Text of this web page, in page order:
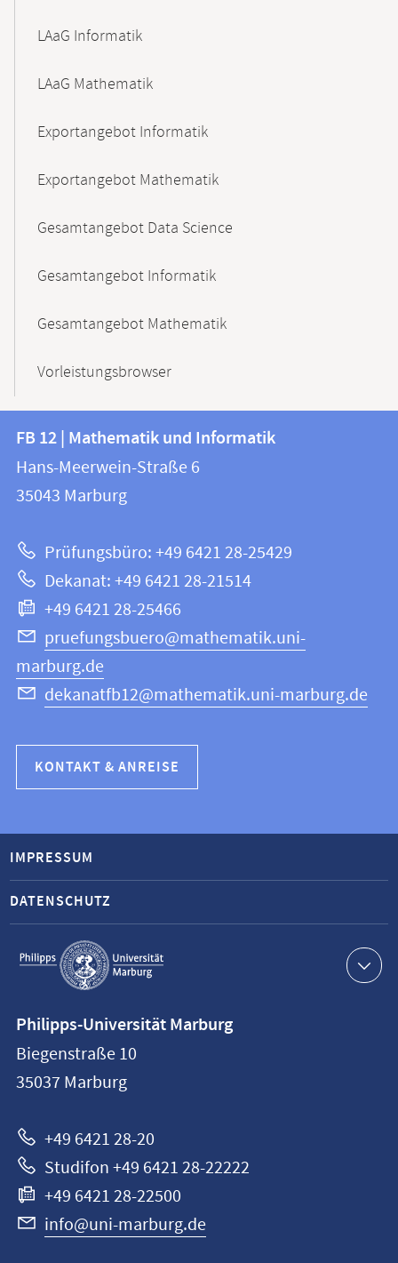
LAaG Informatik
LAaG Mathematik
Exportangebot Informatik
Exportangebot Mathematik
Gesamtangebot Data Science
Gesamtangebot Informatik
Gesamtangebot Mathematik
Vorleistungsbrowser
Kontakt
und
Informationen
Website
FB
12
|
und
Informatik
FB 12 | Mathematik und Informatik
Hans-Meerwein-Straße 6
35043 Marburg
Prüfungsbüro: +49 6421 28-25429
Dekanat: +49 6421 28-21514
+49 6421 28-25466
pruefungsbuero@mathematik.uni-
marburg.de
dekanatfb12@mathematik.uni-marburg.de
KONTAKT & ANREISE
Service-
Navigation
IMPRESSUM
DATENSCHUTZ
Philipps-
Universität
Marburg
Philipps-Universität Marburg
Biegenstraße 10
35037 Marburg
+49 6421 28-20
Studifon +49 6421 28-22222
+49 6421 28-22500
info@uni-marburg.de